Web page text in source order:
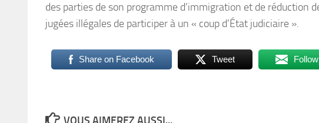
des parties de son programme d’immigration et de réduction
jugées illégales de participer à un « coup d’État judiciaire ».
Share on Facebook Tweet